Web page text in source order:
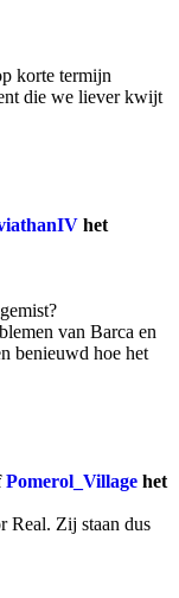
korte termijn
die we liever kwijt
het
van Barca en
benieuwd hoe het
Pomerol_Village het
Real. Zij staan dus